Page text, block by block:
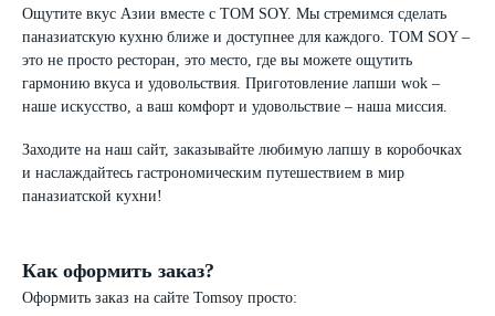
Ощутите вкус Азии вместе с TOM SOY. Мы стремимся сделать
паназиатскую кухню ближе и доступнее для каждого. TOM SOY –
это не просто ресторан, это место, где вы можете ощутить
гармонию вкуса и удовольствия. Приготовление лапши wok –
наше искусство, а ваш комфорт и удовольствие – наша миссия.
Заходите на наш сайт, заказывайте любимую лапшу в коробочках
и наслаждайтесь гастрономическим путешествием в мир
паназиатской кухни!
Как оформить заказ?
Оформить заказ на сайте Tomsoy просто: